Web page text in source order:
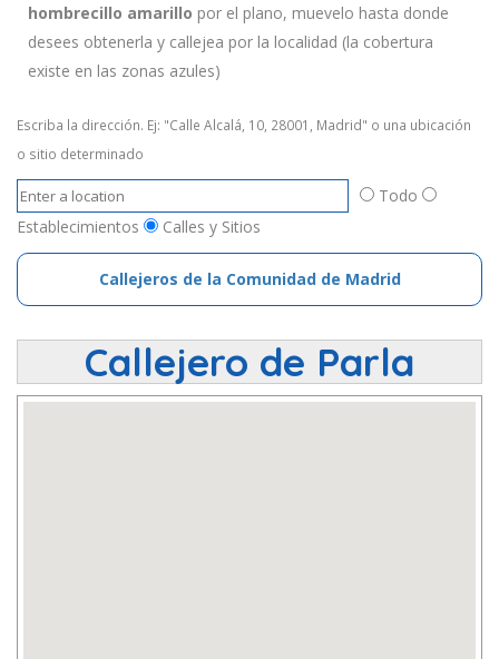
hombrecillo amarillo por el plano, muevelo hasta donde
desees obtenerla y callejea por la localidad (la cobertura
existe en las zonas azules)
Escriba la dirección. Ej: "Calle Alcalá, 10, 28001, Madrid" o una ubicación
o sitio determinado
Todo
Establecimientos
Calles y Sitios
Callejeros de la Comunidad de Madrid
Callejero de Parla